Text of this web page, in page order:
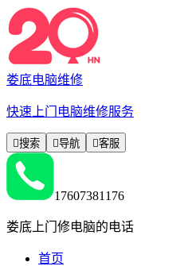
娄底电脑维修
快速上门电脑维修服务
搜索 导航 客服
17607381176
娄底上门修电脑的电话
首页